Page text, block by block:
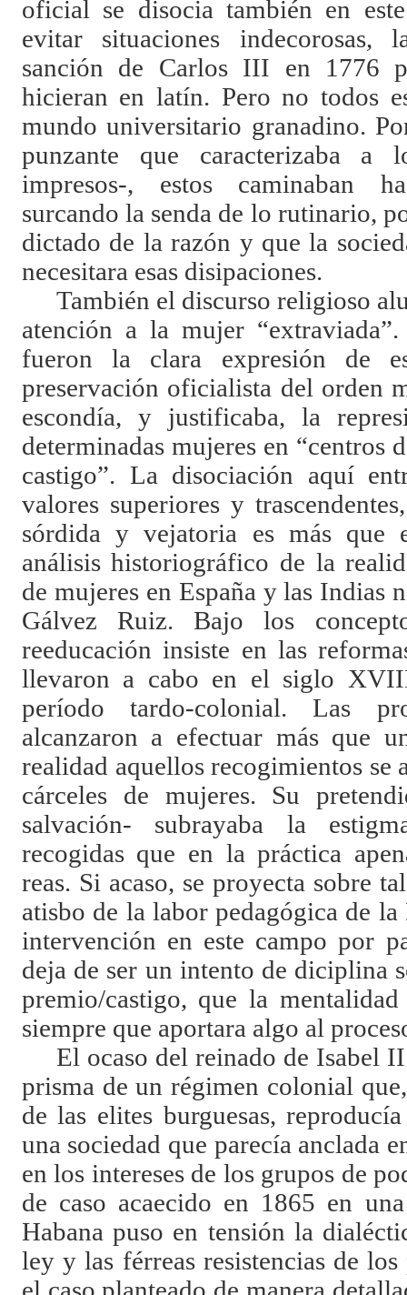
oficial se disocia también en
evitar situaciones
sanción de Carlos III en 1776
hicieran en latín. Pero no todos
mundo universitario granadino.
punzante que caracterizaba a
impresos-, estos caminaban
surcando la senda de lo rutinario,
dictado de la razón y que la
necesitara esas disipaciones.
También el discurso religioso
atención a la mujer
fueron la clara expresión de
preservación oficialista del orden
escondía, y justificaba, la
determinadas mujeres en “centros
castigo”. La disociación aquí
valores superiores y
sórdida y vejatoria es más que
análisis historiográfico de la
de mujeres en España y las Indias
Gálvez Ruiz. Bajo los
reeducación insiste en las
llevaron a cabo en el siglo
período tardo-colonial. Las
alcanzaron a efectuar más que
realidad aquellos recogimientos se
cárceles de mujeres. Su
salvación- subrayaba la
recogidas que en la práctica
reas. Si acaso, se proyecta sobre
atisbo de la labor pedagógica de
intervención en este campo por
deja de ser un intento de diciplina
premio/castigo, que la
siempre que aportara algo al
El ocaso del reinado de Isabel
prisma de un régimen colonial
de las elites burguesas,
una sociedad que parecía anclada
en los intereses de los grupos de
de caso acaecido en 1865 en
Habana puso en tensión la
ley y las férreas resistencias de